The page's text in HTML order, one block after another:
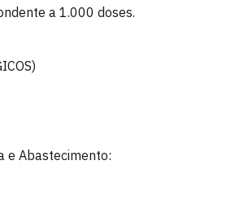
a 1.000 doses.
e Abastecimento: